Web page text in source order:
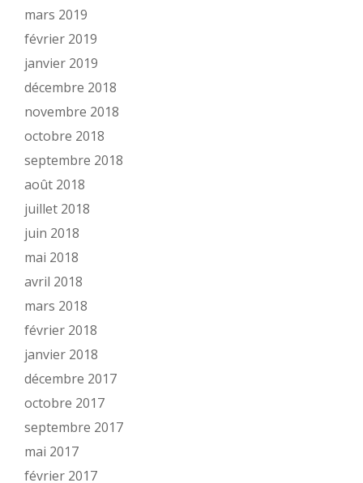
mars 2019
février 2019
janvier 2019
décembre 2018
novembre 2018
octobre 2018
septembre 2018
août 2018
juillet 2018
juin 2018
mai 2018
avril 2018
mars 2018
février 2018
janvier 2018
décembre 2017
octobre 2017
septembre 2017
mai 2017
février 2017